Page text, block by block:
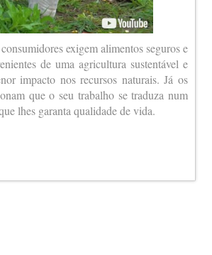
exigem alimentos seguros e
de uma agricultura sustentável e
impacto nos recursos naturais. Já os
que o seu trabalho se traduza num
lhes garanta qualidade de vida.